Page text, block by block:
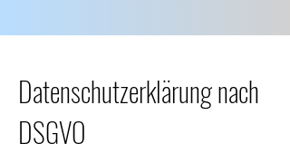
Datenschutzerklärung nach
DSGVO